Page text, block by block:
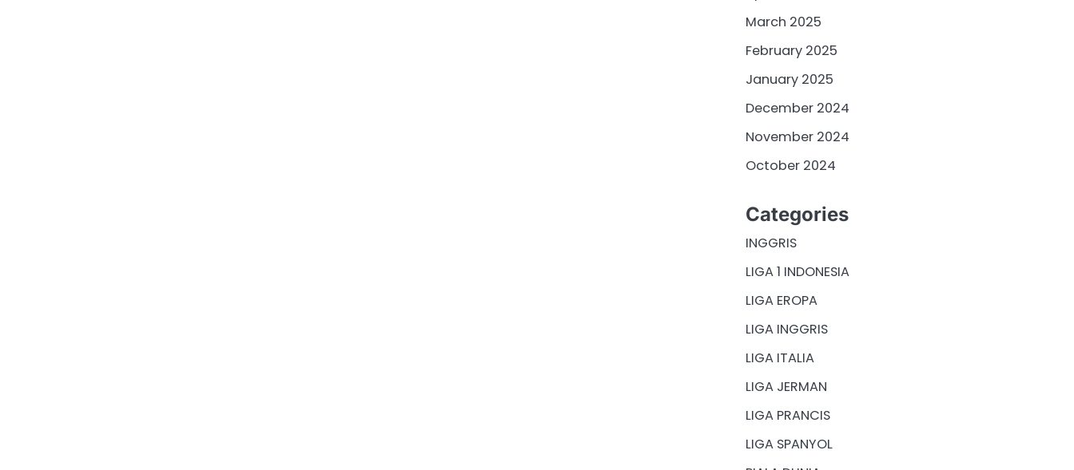
March 2025
February 2025
January 2025
December 2024
November 2024
October 2024
Categories
INGGRIS
LIGA 1 INDONESIA
LIGA EROPA
LIGA INGGRIS
LIGA ITALIA
LIGA JERMAN
LIGA PRANCIS
LIGA SPANYOL